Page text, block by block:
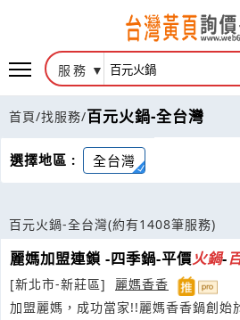
服務
首頁/找服務/百元火鍋-全台灣
選擇地區 : 全台灣
百元火鍋-全台灣(約有1408筆服務)
麗媽加盟連鎖 -四季鍋-平價火鍋-
[新北市-新莊區]
麗媽香香
加盟麗媽，成功當家!!麗媽香香鍋創始